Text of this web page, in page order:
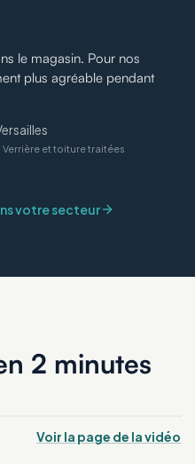
le magasin. Pour nos
plus agréable pendant
Verrière et toiture traitées
votre secteur
2 minutes
Voir la page de la vidéo